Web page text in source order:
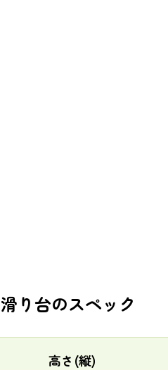
滑り台のスペック
高さ(縦)